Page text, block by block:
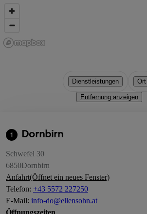
Dienstleistungen Ort
Entfernung anzeigen
1 Dornbirn
Schwefel 30
6850Dornbirn
Anfahrt(Öffnet ein neues Fenster)
Telefon: +43 5572 227250
E-Mail: info-do@ellensohn.at
Öffnungszeiten